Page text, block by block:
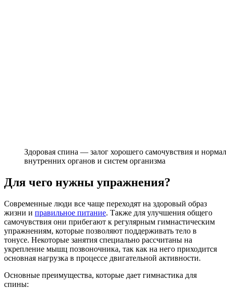
Здоровая спина — залог хорошего самочувствия и
внутренних органов и систем организма
Для чего нужны упражнения?
Современные люди все чаще переходят на здоровый образ
жизни и правильное питание. Также для улучшения общего
самочувствия они прибегают к регулярным гимнастическим
упражнениям, которые позволяют поддерживать тело в
тонусе. Некоторые занятия специально рассчитаны на
укрепление мышц позвоночника, так как на него приходится
основная нагрузка в процессе двигательной активности.
Основные преимущества, которые дает гимнастика для
спины: